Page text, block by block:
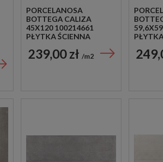
PORCELANOSA
BOTTEGA CALIZA
45X120 100214661
PŁYTKA ŚCIENNA
239,00 zł m2